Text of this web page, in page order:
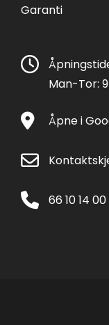
Garanti
Man-Tor:
Åpne i
66 10 14 00